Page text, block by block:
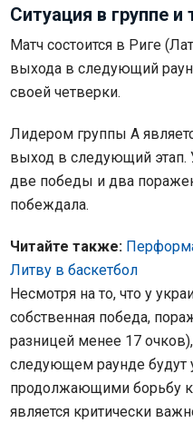
Ситуация в группе и
Матч состоится в Риге
выхода в следующий
своей четверки.
Лидером группы А
выход в следующий этап.
две победы и два
побеждала.
Читайте также:
Литву в баскетбол
Несмотря на то, что у
собственная победа,
разницей менее 17
следующем раунде будут
продолжающими борьбу
является критически